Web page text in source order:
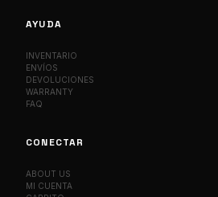
AYUDA
INVENTARIO
ENVÍOS
DEVOLUCIONES
WARRANTY
FAQ
CONECTAR
ABOUT US
MI CUENTA